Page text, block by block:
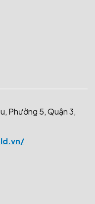
Phường 5, Quận 3,